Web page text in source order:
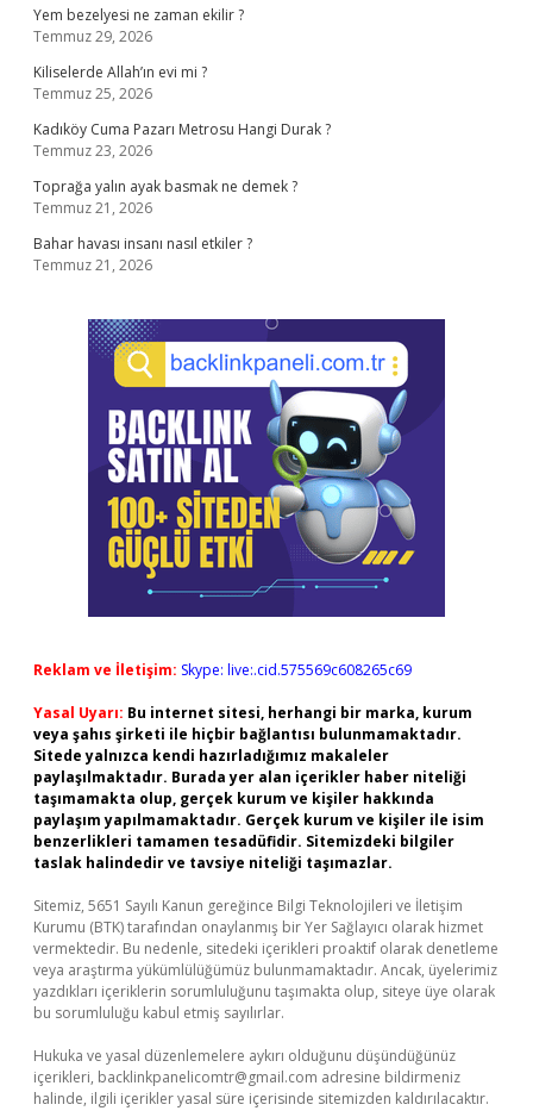
Yem bezelyesi ne zaman ekilir ?
Temmuz 29, 2026
Kiliselerde Allah’ın evi mi ?
Temmuz 25, 2026
Kadıköy Cuma Pazarı Metrosu Hangi Durak ?
Temmuz 23, 2026
Toprağa yalın ayak basmak ne demek ?
Temmuz 21, 2026
Bahar havası insanı nasıl etkiler ?
Temmuz 21, 2026
Reklam ve İletişim: Skype: live:.cid.575569c608265c69
Yasal Uyarı: Bu internet sitesi, herhangi bir marka, kurum
veya şahıs şirketi ile hiçbir bağlantısı bulunmamaktadır.
Sitede yalnızca kendi hazırladığımız makaleler
paylaşılmaktadır. Burada yer alan içerikler haber niteliği
taşımamakta olup, gerçek kurum ve kişiler hakkında
paylaşım yapılmamaktadır. Gerçek kurum ve kişiler ile isim
benzerlikleri tamamen tesadüfidir. Sitemizdeki bilgiler
taslak halindedir ve tavsiye niteliği taşımazlar.
Sitemiz, 5651 Sayılı Kanun gereğince Bilgi Teknolojileri ve İletişim
Kurumu (BTK) tarafından onaylanmış bir Yer Sağlayıcı olarak hizmet
vermektedir. Bu nedenle, sitedeki içerikleri proaktif olarak denetleme
veya araştırma yükümlülüğümüz bulunmamaktadır. Ancak, üyelerimiz
yazdıkları içeriklerin sorumluluğunu taşımakta olup, siteye üye olarak
bu sorumluluğu kabul etmiş sayılırlar.
Hukuka ve yasal düzenlemelere aykırı olduğunu düşündüğünüz
içerikleri, backlinkpanelicomtr@gmail.com adresine bildirmeniz
halinde, ilgili içerikler yasal süre içerisinde sitemizden kaldırılacaktır.